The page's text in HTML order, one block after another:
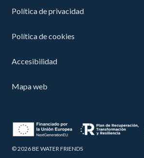
Política de privacidad
Política de cookies
Accesibilidad
Mapa web
©2026BE WATER FRIENDS